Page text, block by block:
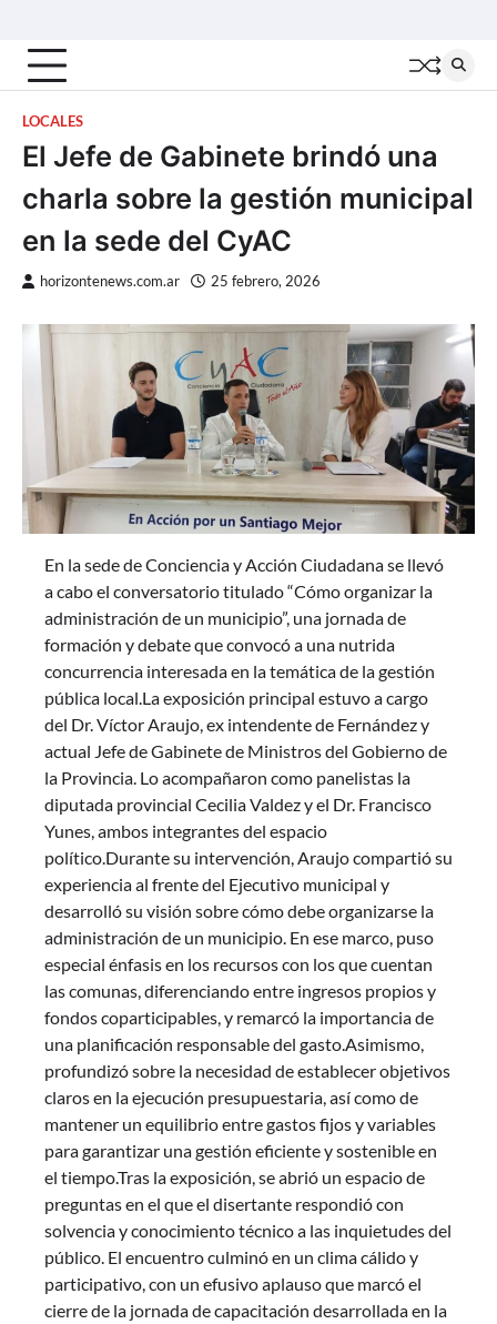
content
LOCALES
El Jefe de Gabinete brindó una
charla sobre la gestión municipal
en la sede del CyAC
horizontenews.com.ar 25 febrero, 2026
En la sede de Conciencia y Acción Ciudadana se llevó
a cabo el conversatorio titulado “Cómo organizar la
administración de un municipio”, una jornada de
formación y debate que convocó a una nutrida
concurrencia interesada en la temática de la gestión
pública local.La exposición principal estuvo a cargo
del Dr. Víctor Araujo, ex intendente de Fernández y
actual Jefe de Gabinete de Ministros del Gobierno de
la Provincia. Lo acompañaron como panelistas la
diputada provincial Cecilia Valdez y el Dr. Francisco
Yunes, ambos integrantes del espacio
político.Durante su intervención, Araujo compartió su
experiencia al frente del Ejecutivo municipal y
desarrolló su visión sobre cómo debe organizarse la
administración de un municipio. En ese marco, puso
especial énfasis en los recursos con los que cuentan
las comunas, diferenciando entre ingresos propios y
fondos coparticipables, y remarcó la importancia de
una planificación responsable del gasto.Asimismo,
profundizó sobre la necesidad de establecer objetivos
claros en la ejecución presupuestaria, así como de
mantener un equilibrio entre gastos fijos y variables
para garantizar una gestión eficiente y sostenible en
el tiempo.Tras la exposición, se abrió un espacio de
preguntas en el que el disertante respondió con
solvencia y conocimiento técnico a las inquietudes del
público. El encuentro culminó en un clima cálido y
participativo, con un efusivo aplauso que marcó el
cierre de la jornada de capacitación desarrollada en la